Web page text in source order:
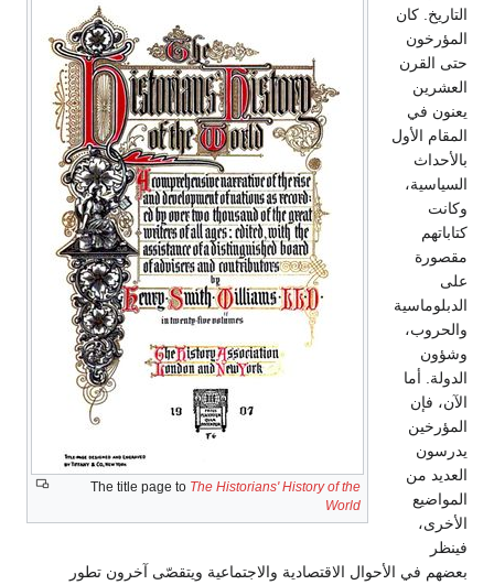
The title page to The Historians' History of the
World
التاريخ. كان
المؤرخون
حتى القرن
العشرين
يعنون في
المقام الأول
بالأحداث
السياسية،
وكانت
كتاباتهم
مقصورة
على
الدبلوماسية
والحروب،
وشؤون
الدولة. أما
الآن، فإن
المؤرخين
يدرسون
العديد من
المواضيع
الأخرى،
فينظر
بعضهم في الأحوال الاقتصادية والاجتماعية ويتقصّى آخرون تطور